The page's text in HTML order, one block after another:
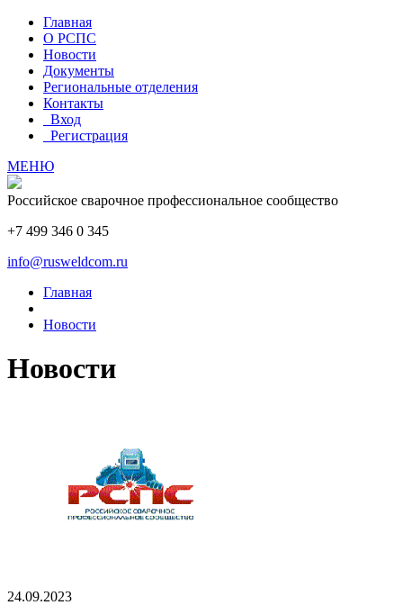
Главная
О РСПС
Новости
Документы
Региональные отделения
Контакты
Вход
Регистрация
МЕНЮ
Российское сварочное профессиональное сообщество
+7 499 346 0 345
info@rusweldcom.ru
Главная
Новости
Новости
24.09.2023